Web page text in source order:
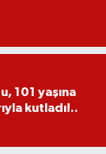
101 yaşına
kutladı!..